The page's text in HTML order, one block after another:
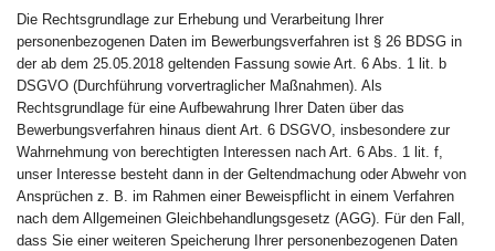
Die Rechtsgrundlage zur Erhebung und Verarbeitung Ihrer
personenbezogenen Daten im Bewerbungsverfahren ist § 26 BDSG in
der ab dem 25.05.2018 geltenden Fassung sowie Art. 6 Abs. 1 lit. b
DSGVO (Durchführung vorvertraglicher Maßnahmen). Als
Rechtsgrundlage für eine Aufbewahrung Ihrer Daten über das
Bewerbungsverfahren hinaus dient Art. 6 DSGVO, insbesondere zur
Wahrnehmung von berechtigten Interessen nach Art. 6 Abs. 1 lit. f,
unser Interesse besteht dann in der Geltendmachung oder Abwehr von
Ansprüchen z. B. im Rahmen einer Beweispflicht in einem Verfahren
nach dem Allgemeinen Gleichbehandlungsgesetz (AGG). Für den Fall,
dass Sie einer weiteren Speicherung Ihrer personenbezogenen Daten